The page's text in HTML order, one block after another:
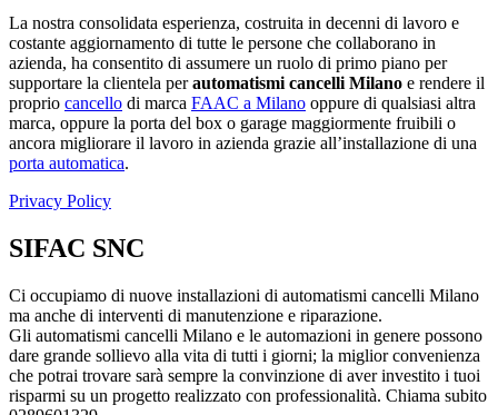
La nostra consolidata esperienza, costruita in decenni di lavoro e
costante aggiornamento di tutte le persone che collaborano in
azienda, ha consentito di assumere un ruolo di primo piano per
supportare la clientela perautomatismi cancelli Milano e rendere il
proprio cancello di marca FAAC a Milano oppure di qualsiasi altra
marca, oppure la porta del box o garage maggiormente fruibili o
ancora migliorare il lavoro in azienda grazie all’installazione di una
porta automatica.
Privacy Policy
SIFAC SNC
Ci occupiamo di nuove installazioni di automatismi cancelli Milano
ma anche di interventi di manutenzione e riparazione.
Gli automatismi cancelli Milano e le automazioni in genere possono
dare grande sollievo alla vita di tutti i giorni; la miglior convenienza
che potrai trovare sarà sempre la convinzione di aver investito i tuoi
risparmi su un progetto realizzato con professionalità. Chiama subito